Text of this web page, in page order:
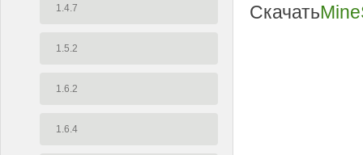
1.4.7
1.5.2
1.6.2
1.6.4
Скачать